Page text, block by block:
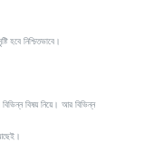
হবে নিশ্চিতভাবে।
বিভিন্ন বিষয় নিয়ে। আর বিভিন্ন